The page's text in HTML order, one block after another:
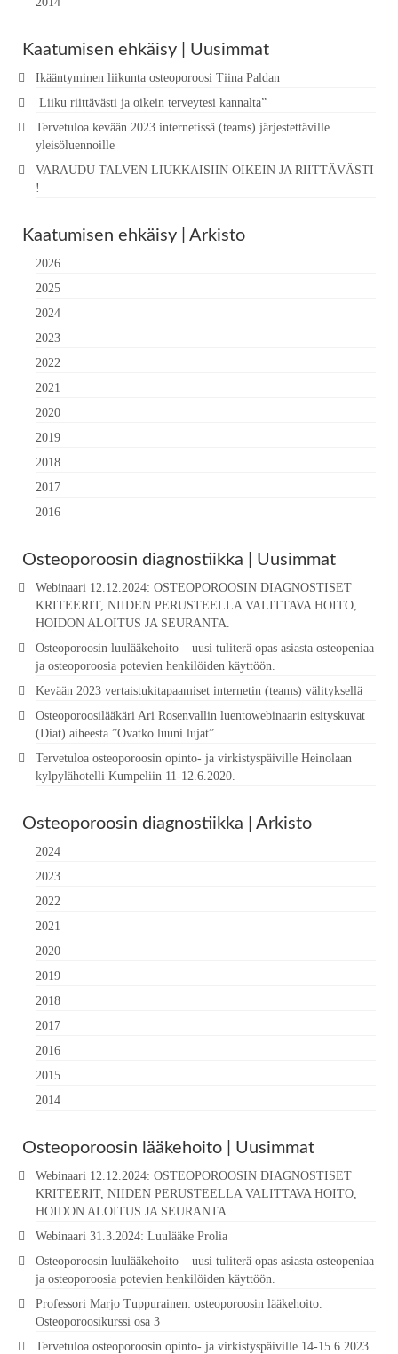
Kaatumisen ehkäisy | Uusimmat
Ikääntyminen liikunta osteoporoosi Tiina Paldan
Liiku riittävästi ja oikein terveytesi kannalta”
Tervetuloa kevään 2023 internetissä (teams) järjestettäville
yleisöluennoille
VARAUDU TALVEN LIUKKAISIIN OIKEIN JA RIITTÄVÄSTI
!
Kaatumisen ehkäisy | Arkisto
2026
2025
2024
2023
2022
2021
2020
2019
2018
2017
2016
Osteoporoosin diagnostiikka | Uusimmat
Webinaari 12.12.2024: OSTEOPOROOSIN DIAGNOSTISET
KRITEERIT, NIIDEN PERUSTEELLA VALITTAVA HOITO,
HOIDON ALOITUS JA SEURANTA.
Osteoporoosin luulääkehoito – uusi tuliterä opas asiasta osteopeniaa
ja osteoporoosia potevien henkilöiden käyttöön.
Kevään 2023 vertaistukitapaamiset internetin (teams) välityksellä
Osteoporoosilääkäri Ari Rosenvallin luentowebinaarin esityskuvat
(Diat) aiheesta ”Ovatko luuni lujat”.
Tervetuloa osteoporoosin opinto- ja virkistyspäiville Heinolaan
kylpylähotelli Kumpeliin 11-12.6.2020.
Osteoporoosin diagnostiikka | Arkisto
2024
2023
2022
2021
2020
2019
2018
2017
2016
2015
2014
Osteoporoosin lääkehoito | Uusimmat
Webinaari 12.12.2024: OSTEOPOROOSIN DIAGNOSTISET
KRITEERIT, NIIDEN PERUSTEELLA VALITTAVA HOITO,
HOIDON ALOITUS JA SEURANTA.
Webinaari 31.3.2024: Luulääke Prolia
Osteoporoosin luulääkehoito – uusi tuliterä opas asiasta osteopeniaa
ja osteoporoosia potevien henkilöiden käyttöön.
Professori Marjo Tuppurainen: osteoporoosin lääkehoito.
Osteoporoosikurssi osa 3
Tervetuloa osteoporoosin opinto- ja virkistyspäiville 14-15.6.2023